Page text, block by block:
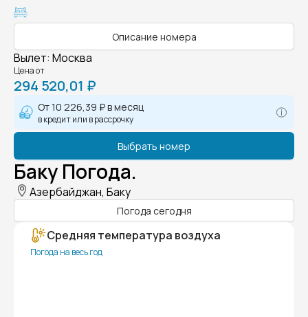
Описание номера
Вылет: Москва
Цена от
294 520,01 ₽
От10 226,39 ₽в месяц
в кредит или в рассрочку
Выбрать номер
Баку Погода.
Азербайджан, Баку
Погода сегодня
Средняя температура воздуха
Погода на весь год